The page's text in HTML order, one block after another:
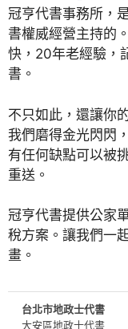
冠亨代書事務所，
書權威經營主持的
快，20年老經驗，
書。
不只如此，還讓你
我們磨得金光閃閃
有任何缺點可以被
重送。
冠亨代書提供公家
稅方案。讓我們一
畫。
台北市地政士代書
大安區地政士代書